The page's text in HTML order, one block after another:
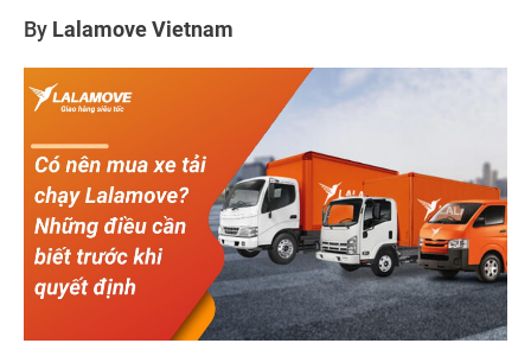
By Lalamove Vietnam